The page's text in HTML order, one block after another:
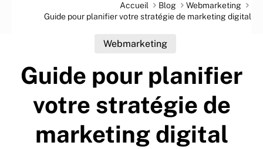
Accueil Blog
Webmarketing
Guide pour planifier votre stratégie de marketing digital
Webmarketing
Guide pour planifier
votre stratégie de
marketing digital